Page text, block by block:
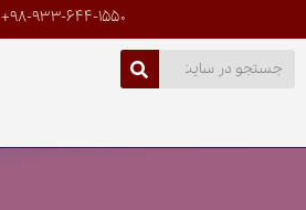
+98-933-644-1550